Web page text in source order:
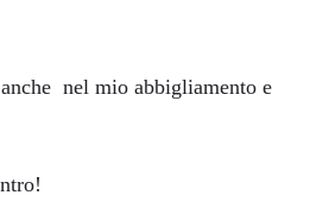
nel mio abbigliamento e